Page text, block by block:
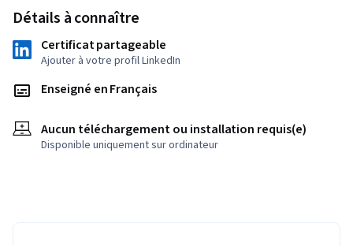
Détails à connaître
Certificat partageable
Ajouter à votre profil LinkedIn
Enseigné en Français
Aucun téléchargement ou installation requis(e)
Disponible uniquement sur ordinateur